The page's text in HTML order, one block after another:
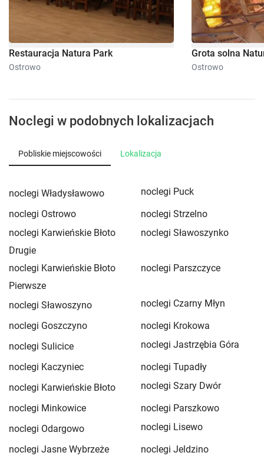
Restauracja Natura Park
Ostrowo
Grota solna
Ostrowo
Noclegi w podobnych lokalizacjach
Pobliskie miejscowości Lokalizacja
noclegi Władysławowo
noclegi Puck
noclegi Ostrowo
noclegi Strzelno
noclegi Karwieńskie Błoto
Drugie
noclegi Sławoszynko
noclegi Karwieńskie Błoto
Pierwsze
noclegi Parszczyce
noclegi Sławoszyno
noclegi Czarny Młyn
noclegi Goszczyno
noclegi Krokowa
noclegi Sulicice
noclegi Jastrzębia Góra
noclegi Kaczyniec
noclegi Tupadły
noclegi Karwieńskie Błoto
noclegi Szary Dwór
noclegi Minkowice
noclegi Parszkowo
noclegi Odargowo
noclegi Lisewo
noclegi Jasne Wybrzeże
noclegi Jeldzino